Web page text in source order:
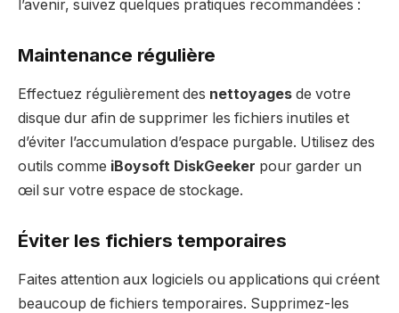
l’avenir, suivez quelques pratiques recommandées :
Maintenance régulière
Effectuez régulièrement des nettoyages de votre
disque dur afin de supprimer les fichiers inutiles et
d’éviter l’accumulation d’espace purgable. Utilisez des
outils comme iBoysoft DiskGeeker pour garder un
œil sur votre espace de stockage.
Éviter les fichiers temporaires
Faites attention aux logiciels ou applications qui créent
beaucoup de fichiers temporaires. Supprimez-les